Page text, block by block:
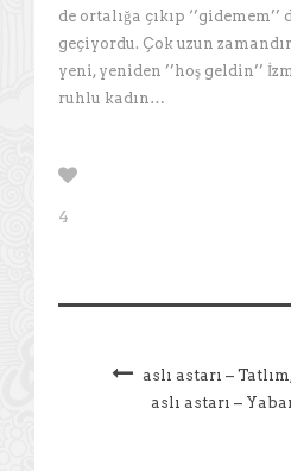
de ortalığa çıkıp
geçiyordu. Çok uzun
yeni, yeniden ’’hoş geldin’’
ruhlu kadın…
4
aslı astarı –
aslı astarı –